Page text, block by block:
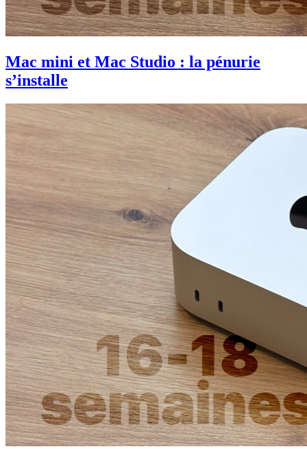
Mac mini et Mac Studio : la pénurie
s’installe